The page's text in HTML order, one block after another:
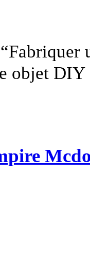
objet